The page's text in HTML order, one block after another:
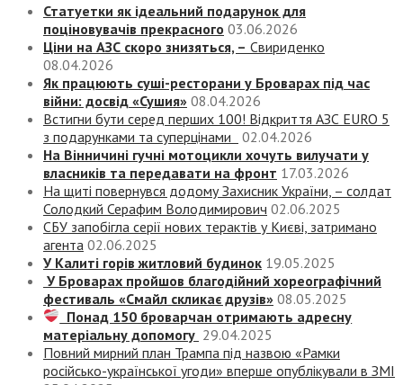
Статуетки як ідеальний подарунок для
поціновувачів прекрасного 03.06.2026
Ціни на АЗС скоро знизяться, – Свириденко
08.04.2026
Як працюють суші-ресторани у Броварах під час
війни: досвід «Сушия» 08.04.2026
Встигни бути серед перших 100! Відкриття АЗС EURO 5
з подарунками та суперцінами
02.04.2026
На Вінничині гучні мотоцикли хочуть вилучати у
власників та передавати на фронт 17.03.2026
На щиті повернувся додому Захисник України, – солдат
Солодкий Серафим Володимирович 02.06.2025
СБУ запобігла серії нових терактів у Києві, затримано
агента 02.06.2025
У Калиті горів житловий будинок 19.05.2025
У Броварах пройшов благодійний хореографічний
фестиваль «Смайл скликає друзів» 08.05.2025
Понад 150 броварчан отримають адресну
матеріальну допомогу 29.04.2025
Повний мирний план Трампа під назвою «‎Рамки
російсько-української угоди» вперше опублікували в ЗМІ